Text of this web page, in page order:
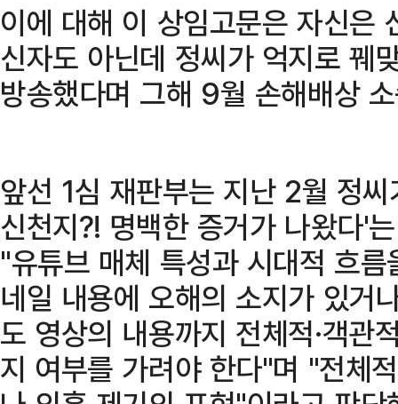
이에 대해 이 상임고문은 자신은
신자도 아닌데 정씨가 억지로 꿰
방송했다며 그해 9월 손해배상
앞선 1심 재판부는 지난 2월 정
신천지?! 명백한 증거가 나왔다'
"유튜브 매체 특성과 시대적 흐
네일 내용에 오해의 소지가 있거
도 영상의 내용까지 전체적·객관
지 여부를 가려야 한다"며 "전체